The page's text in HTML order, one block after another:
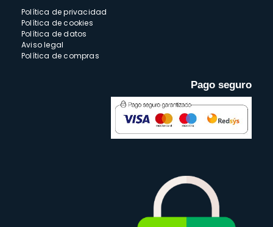
Política de privacidad
Política de cookies
Política de datos
Aviso legal
Política de compras
Pago seguro